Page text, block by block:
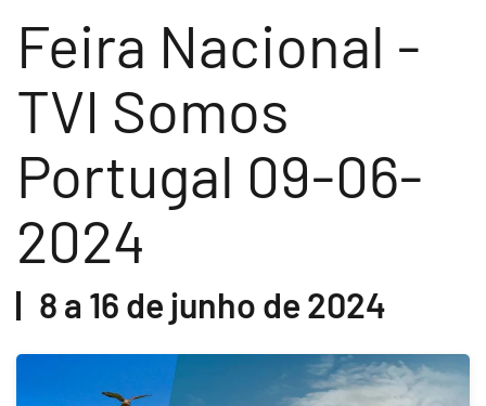
Feira Nacional -
TVI Somos
Portugal 09-06-
2024
8 a 16 de junho de 2024